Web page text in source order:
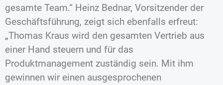
gesamte Team.“ Heinz Bednar, Vorsitzender der
Geschäftsführung, zeigt sich ebenfalls erfreut:
„Thomas Kraus wird den gesamten Vertrieb aus
einer Hand steuern und für das
Produktmanagement zuständig sein. Mit ihm
gewinnen wir einen ausgesprochenen